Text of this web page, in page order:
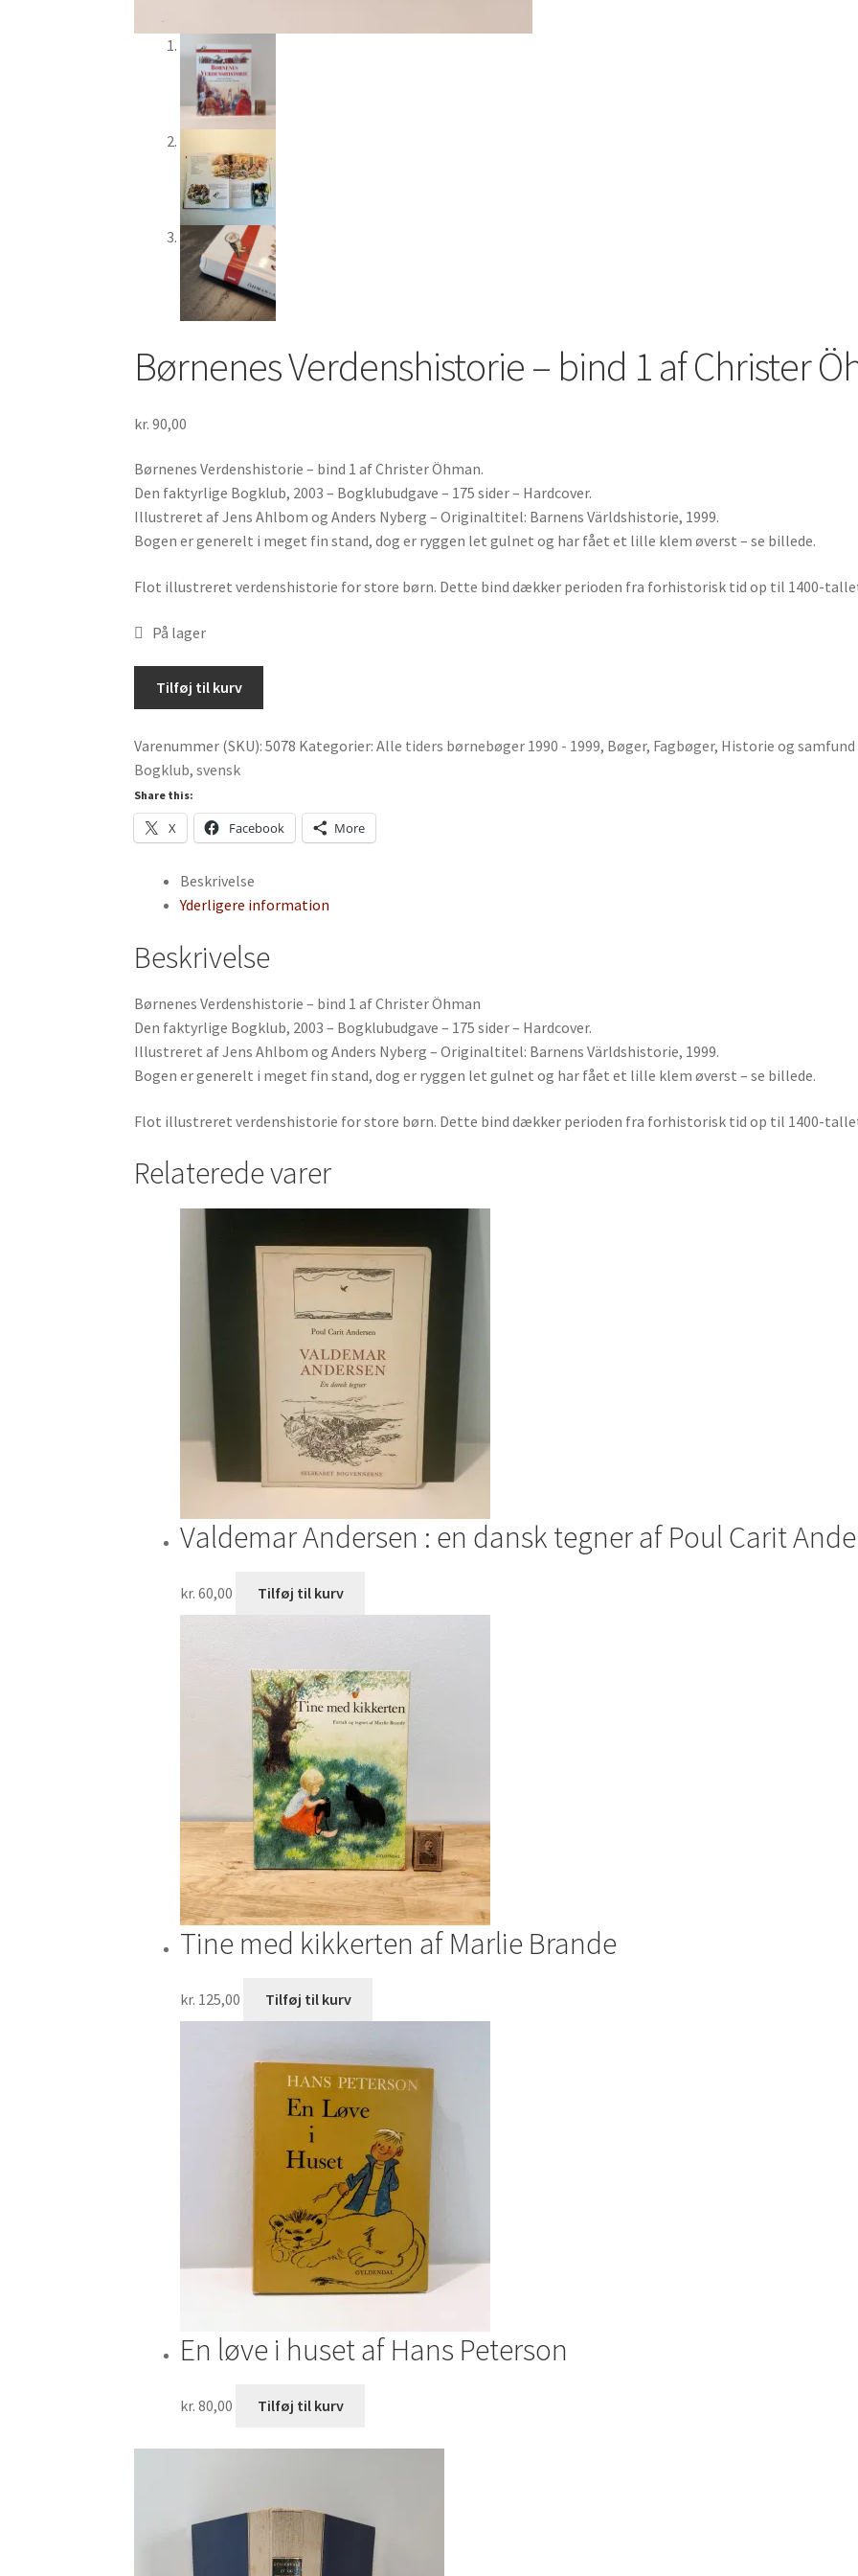
Børnenes Verdenshistorie – bind 1 af Christer
kr. 90,00
Børnenes Verdenshistorie – bind 1 af Christer Öhman.
Den faktyrlige Bogklub, 2003 – Bogklubudgave – 175 sider – Hardcover.
Illustreret af Jens Ahlbom og Anders Nyberg – Originaltitel: Barnens Världshistorie, 1999.
Bogen er generelt i meget fin stand, dog er ryggen let gulnet og har fået et lille klem øverst – se billede.
Flot illustreret verdenshistorie for store børn. Dette bind dækker perioden fra forhistorisk tid op til 1400-
På lager
Verdenshistorie
bind
1
af
Christer
Öhman
Tilføj til kurv
Varenummer (SKU):5078 Kategorier:Alle tiders børnebøger 1990 - 1999, Bøger, Fagbøger, Historie og samfund
Bogklub,svensk
Share this:
X Facebook More
Beskrivelse
Yderligere information
Beskrivelse
Børnenes Verdenshistorie – bind 1 af Christer Öhman
Den faktyrlige Bogklub, 2003 – Bogklubudgave – 175 sider – Hardcover.
Illustreret af Jens Ahlbom og Anders Nyberg – Originaltitel: Barnens Världshistorie, 1999.
Bogen er generelt i meget fin stand, dog er ryggen let gulnet og har fået et lille klem øverst – se billede.
Flot illustreret verdenshistorie for store børn. Dette bind dækker perioden fra forhistorisk tid op til 1400-
Relaterede varer
Valdemar Andersen : en dansk tegner af Poul Carit
kr. 60,00 Tilføj til kurv
Tine med kikkerten af Marlie Brande
kr. 125,00 Tilføj til kurv
En løve i huset af Hans Peterson
kr. 80,00 Tilføj til kurv